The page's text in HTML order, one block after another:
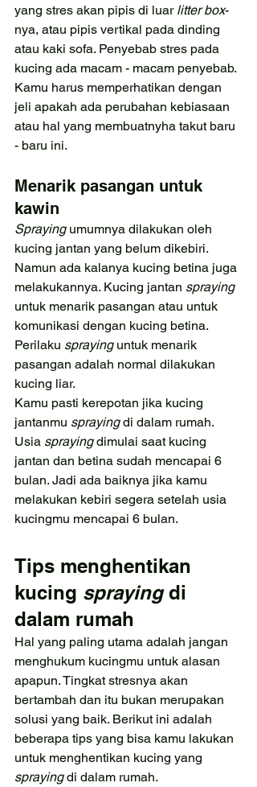
yang stres akan pipis di luar litter box-
nya, atau pipis vertikal pada dinding
atau kaki sofa. Penyebab stres pada
kucing ada macam - macam penyebab.
Kamu harus memperhatikan dengan
jeli apakah ada perubahan kebiasaan
atau hal yang membuatnyha takut baru
- baru ini.
Menarik pasangan untuk
kawin
Spraying umumnya dilakukan oleh
kucing jantan yang belum dikebiri.
Namun ada kalanya kucing betina juga
melakukannya. Kucing jantan spraying
untuk menarik pasangan atau untuk
komunikasi dengan kucing betina.
Perilaku spraying untuk menarik
pasangan adalah normal dilakukan
kucing liar.
Kamu pasti kerepotan jika kucing
jantanmu spraying di dalam rumah.
Usia spraying dimulai saat kucing
jantan dan betina sudah mencapai 6
bulan. Jadi ada baiknya jika kamu
melakukan kebiri segera setelah usia
kucingmu mencapai 6 bulan.
Tips menghentikan
kucing spraying di
dalam rumah
Hal yang paling utama adalah jangan
menghukum kucingmu untuk alasan
apapun. Tingkat stresnya akan
bertambah dan itu bukan merupakan
solusi yang baik. Berikut ini adalah
beberapa tips yang bisa kamu lakukan
untuk menghentikan kucing yang
spraying di dalam rumah.